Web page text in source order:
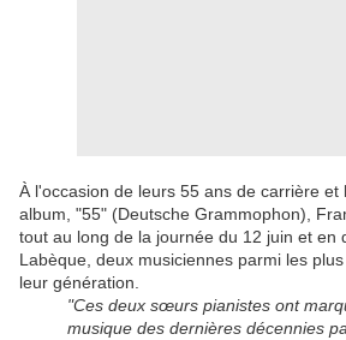
À l'occasion de leurs 55 ans de carrière et
album, "55" (Deutsche Grammophon),
tout au long de la journée du 12 juin et en
Labèque, deux musiciennes parmi les
leur génération.
"Ces deux sœurs pianistes ont
musique des dernières décennies